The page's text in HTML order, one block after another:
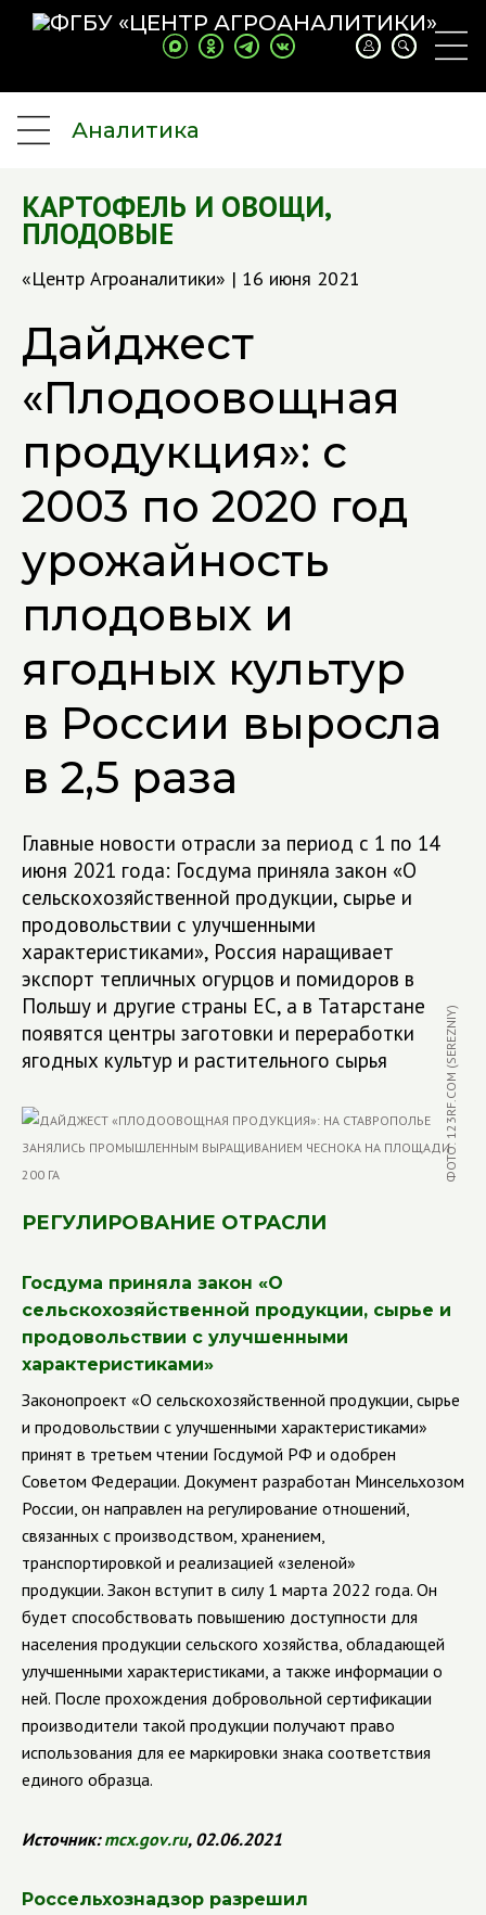
Аналитика
КАРТОФЕЛЬ И ОВОЩИ,
ПЛОДОВЫЕ
«Центр Агроаналитики» | 16 июня 2021
Дайджест
«Плодоовощная
продукция»: с
2003 по 2020 год
урожайность
плодовых и
ягодных культур
в России выросла
в 2,5 раза
Главные новости отрасли за период с 1 по 14
июня 2021 года: Госдума приняла закон «О
сельскохозяйственной продукции, сырье и
продовольствии с улучшенными
характеристиками», Россия наращивает
экспорт тепличных огурцов и помидоров в
Польшу и другие страны ЕС, а в Татарстане
появятся центры заготовки и переработки
ягодных культур и растительного сырья
ФОТО: 123RF.COM (SEREZNIY)
РЕГУЛИРОВАНИЕ ОТРАСЛИ
Госдума приняла закон «О
сельскохозяйственной продукции, сырье и
продовольствии с улучшенными
характеристиками»
Законопроект «О сельскохозяйственной продукции, сырье
и продовольствии с улучшенными характеристиками»
принят в третьем чтении Госдумой РФ и одобрен
Советом Федерации. Документ разработан Минсельхозом
России, он направлен на регулирование отношений,
связанных с производством, хранением,
транспортировкой и реализацией «зеленой»
продукции. Закон вступит в силу 1 марта 2022 года. Он
будет способствовать повышению доступности для
населения продукции сельского хозяйства, обладающей
улучшенными характеристиками, а также информации о
ней. После прохождения добровольной сертификации
производители такой продукции получают право
использования для ее маркировки знака соответствия
единого образца.
Источник:mcx.gov.ru, 02.06.2021
Россельхознадзор разрешил